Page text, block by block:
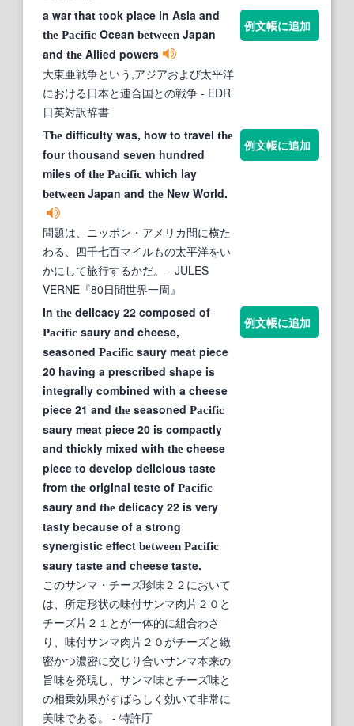
a war that took place in Asia and
the Pacific Ocean between Japan
and the Allied powers
大東亜戦争という,アジアおよび太平洋
における日本と連合国との戦争 - EDR
日英対訳辞書
例文帳に追加
The difficulty was, how to travel the
four thousand seven hundred
miles of the Pacific which lay
between Japan and the New World.
問題は、ニッポン・アメリカ間に横た
わる、四千七百マイルもの太平洋をい
かにして旅行するかだ。
- JULES
VERNE『80日間世界一周』
例文帳に追加
In the delicacy 22 composed of
Pacific saury and cheese,
seasoned Pacific saury meat piece
20 having a prescribed shape is
integrally combined with a cheese
piece 21 and the seasoned Pacific
saury meat piece 20 is compactly
and thickly mixed with the cheese
piece to develop delicious taste
from the original teste of Pacific
saury and the delicacy 22 is very
tasty because of a strong
synergistic effect between Pacific
saury taste and cheese taste.
このサンマ・チーズ珍味２２において
は、所定形状の味付サンマ肉片２０と
チーズ片２１とが一体的に組合わさ
り、味付サンマ肉片２０がチーズと緻
密かつ濃密に交じり合いサンマ本来の
旨味を発現し、サンマ味とチーズ味と
の相乗効果がすばらしく効いて非常に
美味である。
- 特許庁
例文帳に追加